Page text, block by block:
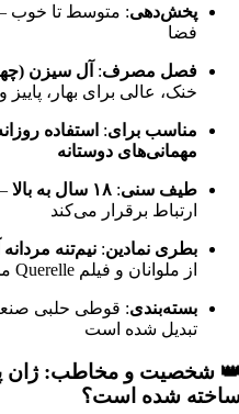
پخش‌دهی: متوسط تا خوب
فضا
فصل مصرف: آل سیزن
خنک، عالی برای بهار،
مناسب برای: استفاده
مهمانی‌های دوستانه
طیف سنی: ۱۸ سال به بالا
ارتباط برقرار می‌کند
بطری نمادین: نیم‌تنه
از ملوانان و فیلم Querelle محصول ۱۹۸۲)
بسته‌بندی: قوطی حلبی
تبدیل شده است
شخصیت و مخاطب: ژان
شده است؟